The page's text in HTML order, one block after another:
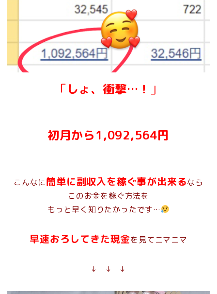
「しょ、衝撃…！ 」
初月から1,092,564円
こんなに簡単に副収入を稼ぐ事が出来るなら
このお金を稼ぐ方法を
もっと早く知りたかったです…
早速おろしてきた現金を見てニマニマ
↓ ↓ ↓